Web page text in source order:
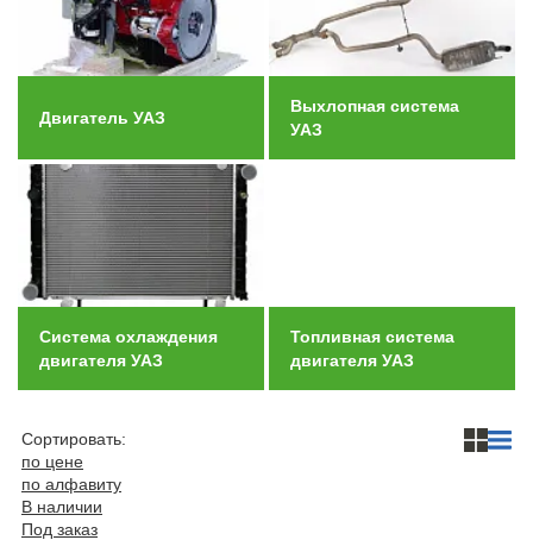
Доставка
Гарантии
Статьи
Автомобили
Автомобили
+7 (4162) 22-95-09
+7 (4162) 22-95-79
Сервисный центр
График работы: ПН-ПТ с 8.30 до 18.00 (+6 по МСК)
График работы сервис: ПН-СБ с 8.30 до 20.00
Двигатель УАЗ
Выхлопная система
УАЗ
Система охлаждения
двигателя УАЗ
Топливная система
двигателя УАЗ
Сортировать:
по цене
по алфавиту
В наличии
Под заказ